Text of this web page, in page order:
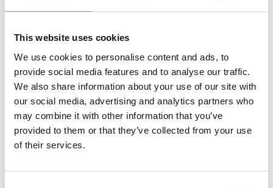
This website uses cookies
We use cookies to personalise content and ads, to
provide social media features and to analyse our traffic.
We also share information about your use of our site with
our social media, advertising and analytics partners who
may combine it with other information that you’ve
provided to them or that they’ve collected from your use
of their services.
Pluche Rups met Bel en
Verenstaart
€4,95 incl. btw
Catnip Muis met Veren
– 2 Stuks
€4,95 incl. btw